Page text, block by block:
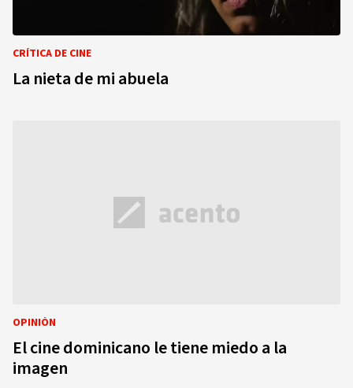
CRÍTICA DE CINE
La nieta de mi abuela
OPINIÓN
El cine dominicano le tiene miedo a la
imagen